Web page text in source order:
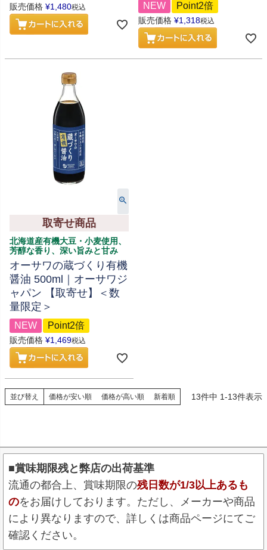
販売価格 ¥1,480税込 NEW Point2倍
販売価格 ¥1,318税込
取寄せ商品
北海道産有機大豆・小麦使用、
芳醇な香り、深い旨みと甘み
オーサワの蔵づくり有機
醤油 500ml｜オーサワジ
ャパン 【取寄せ】＜数
量限定＞
NEW Point2倍
販売価格 ¥1,469税込
並び替え 価格が安い順 価格が高い順 新着順 13件中 1-13件表示
■賞味期限残と弊店の出荷基準
流通の都合上、賞味期限の残日数が1/3以上あるも
のをお届けしております。ただし、メーカーや商品
により異なりますので、詳しくは商品ページにてご
確認ください。